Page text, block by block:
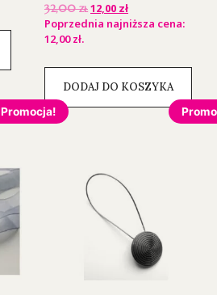
32,00zł12,00 zł
Poprzednia najniższa cena:
12,00zł.
DODAJ DO KOSZYKA
Promocja!